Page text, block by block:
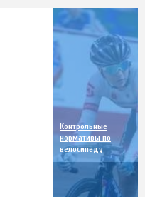
Контрольные
нормативы по
велосипеду